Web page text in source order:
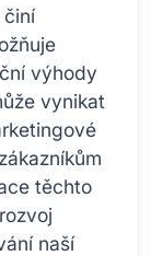
činí
výhody
vynikat
těchto
naší